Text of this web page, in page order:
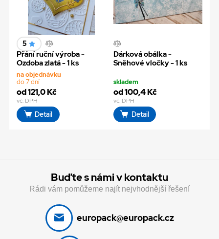
5
Přání ruční výroba -
Ozdoba zlatá - 1 ks
na objednávku
do 7 dní
od 121,0 Kč
vč. DPH
Detail
Dárková obálka -
Sněhové vločky - 1 ks
skladem
od 100,4 Kč
vč. DPH
Detail
Buďte s námi v kontaktu
Rádi vám pomůžeme najít nejvhodnější řešení
europack@europack.cz